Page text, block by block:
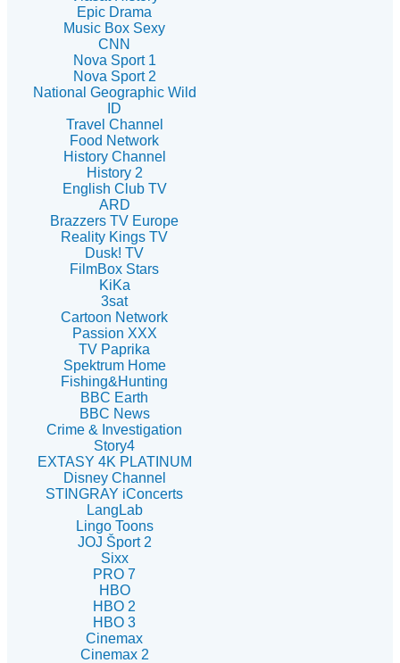
Epic Drama
Music Box Sexy
CNN
Nova Sport 1
Nova Sport 2
National Geographic Wild
ID
Travel Channel
Food Network
History Channel
History 2
English Club TV
ARD
Brazzers TV Europe
Reality Kings TV
Dusk! TV
FilmBox Stars
KiKa
3sat
Cartoon Network
Passion XXX
TV Paprika
Spektrum Home
Fishing&Hunting
BBC Earth
BBC News
Crime & Investigation
Story4
EXTASY 4K PLATINUM
Disney Channel
STINGRAY iConcerts
LangLab
Lingo Toons
JOJ Šport 2
Sixx
PRO 7
HBO
HBO 2
HBO 3
Cinemax
Cinemax 2